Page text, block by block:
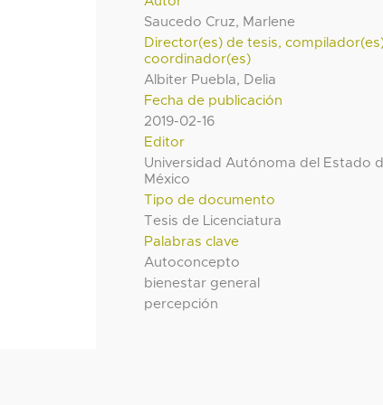
Saucedo Cruz, Marlene
Director(es) de tesis,
coordinador(es)
Albiter Puebla, Delia
Fecha de publicación
2019-02-16
Editor
Universidad Autónoma del Estado
México
Tipo de documento
Tesis de Licenciatura
Palabras clave
Autoconcepto
bienestar general
percepción